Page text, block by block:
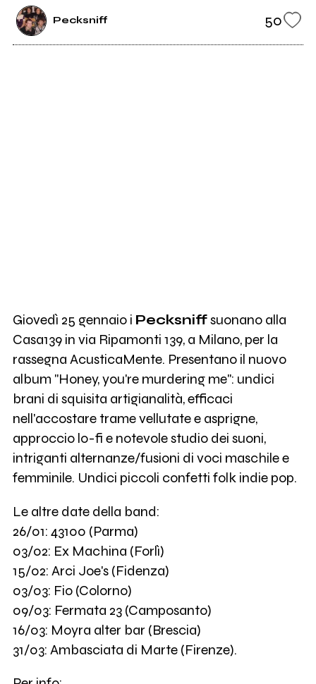
Pecksniff 50
Giovedì 25 gennaio i Pecksniffsuonano alla
Casa139 in via Ripamonti 139, a Milano, per la
rassegna AcusticaMente. Presentano il nuovo
album "Honey, you're murdering me": undici
brani di squisita artigianalità, efficaci
nell'accostare trame vellutate e asprigne,
approccio lo-fi e notevole studio dei suoni,
intriganti alternanze/fusioni di voci maschile e
femminile. Undici piccoli confetti folk indie pop.
Le altre date della band:
26/01: 43100 (Parma)
03/02: Ex Machina (Forlì)
15/02: Arci Joe's (Fidenza)
03/03: Fio (Colorno)
09/03: Fermata 23 (Camposanto)
16/03: Moyra alter bar (Brescia)
31/03: Ambasciata di Marte (Firenze).